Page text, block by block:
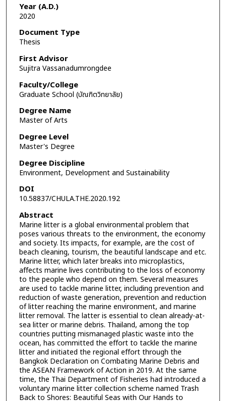
Year (A.D.)
2020
Document Type
Thesis
First Advisor
Sujitra Vassanadumrongdee
Faculty/College
Graduate School (บัณฑิตวิทยาลัย)
Degree Name
Master of Arts
Degree Level
Master's Degree
Degree Discipline
Environment, Development and Sustainability
DOI
10.58837/CHULA.THE.2020.192
Abstract
Marine litter is a global environmental problem that
poses various threats to the environment, the economy
and society. Its impacts, for example, are the cost of
beach cleaning, tourism, the beautiful landscape and etc.
Marine litter, which later breaks into microplastics,
affects marine lives contributing to the loss of economy
to the people who depend on them. Several measures
are used to tackle marine litter, including prevention and
reduction of waste generation, prevention and reduction
of litter reaching the marine environment, and marine
litter removal. The latter is essential to clean already-at-
sea litter or marine debris. Thailand, among the top
countries putting mismanaged plastic waste into the
ocean, has committed the effort to tackle the marine
litter and initiated the regional effort through the
Bangkok Declaration on Combating Marine Debris and
the ASEAN Framework of Action in 2019. At the same
time, the Thai Department of Fisheries had introduced a
voluntary marine litter collection scheme named Trash
Back to Shores: Beautiful Seas with Our Hands to